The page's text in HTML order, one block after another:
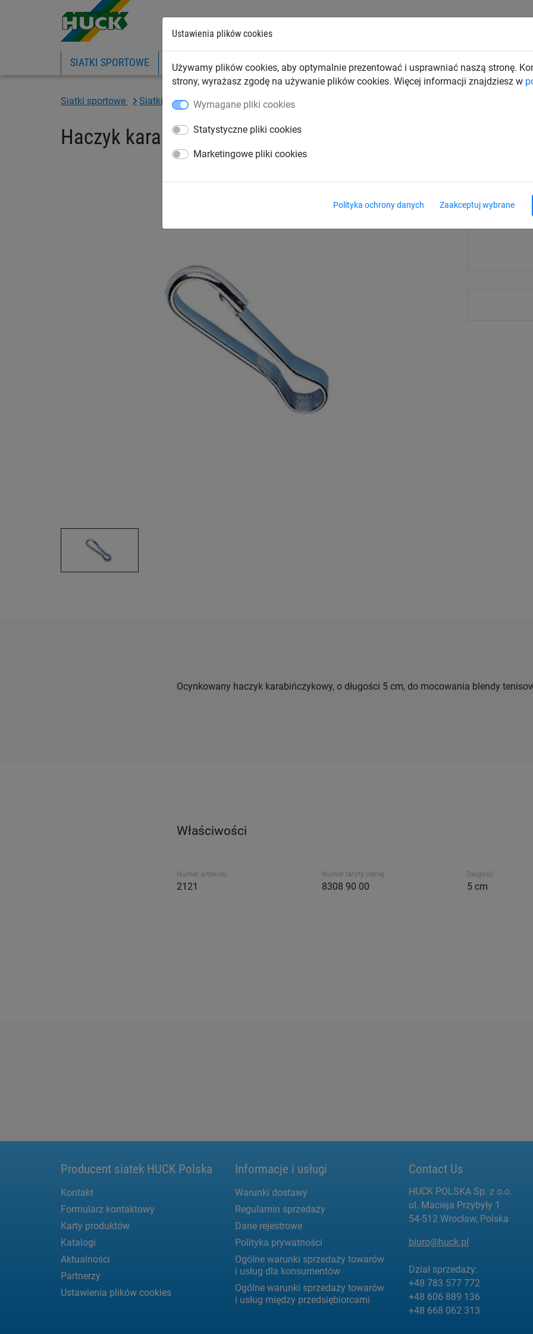
Ustawienia plików cookies
Używamy plików cookies, aby optymalnie prezentować i usprawniać naszą stronę.
strony, wyrażasz zgodę na używanie plików cookies. Więcej informacji znajdziesz w
Wymagane pliki cookies
Statystyczne pliki cookies
Marketingowe pliki cookies
Polityka ochrony danych Zaakceptuj wybrane
SIATKI SPORTOWE PIŁKOCHWYTY SIATKI PRZEMYSŁOWE SIATKI BUDOWLANE SIATKI
Siatki sportowe Siatki do tenisa ziemnego Blendy tenisowe
Haczyk karabińczykowy do blendy tenisowej
Ocynkowany haczyk karabińczykowy, o długości 5 cm, do mocowania blendy
Właściwości
Numer artykułu
2121
Numer taryfy celnej
8308 90 00
Długość
5 cm
Producent siatek HUCK Polska
Kontakt
Formularz kontaktowy
Karty produktów
Katalogi
Aktualności
Partnerzy
Ustawienia plików cookies
Informacje i usługi
Warunki dostawy
Regulamin sprzedaży
Dane rejestrowe
Polityka prywatności
Ogólne warunki sprzedaży towarów
i usług dla konsumentów
Ogólne warunki sprzedaży towarów
i usług między przedsiębiorcami
Contact Us
HUCK POLSKA Sp. z o.o.
ul. Macieja Przybyły 1
54-512 Wrocław, Polska
biuro@huck.pl
Dział sprzedaży:
+48 783 577 772
+48 606 889 136
+48 668 062 313